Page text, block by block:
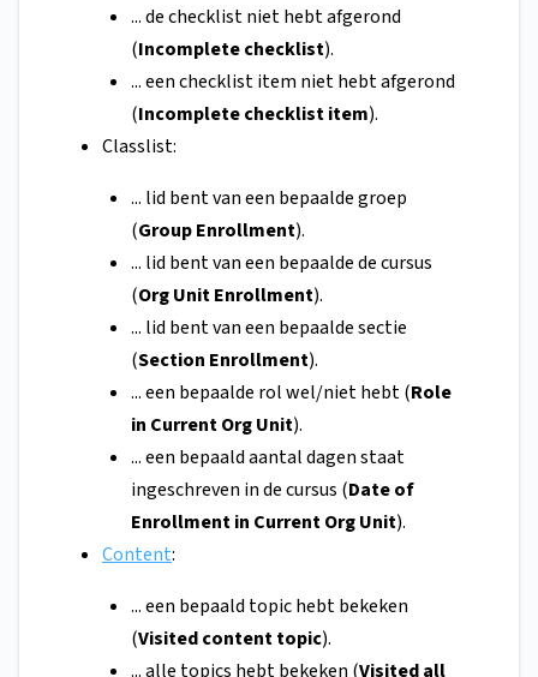
... de checklist niet hebt afgerond
(Incompletechecklist).
... een checklist item niet hebt afgerond
(Incompletechecklistitem).
Classlist:
... lid bent van een bepaalde groep
(GroupEnrollment).
... lid bent van een bepaalde de cursus
(Org Unit Enrollment).
... lid bent van een bepaalde sectie
(Section Enrollment).
... een bepaalde rol wel/niet hebt (Role
in Current Org Unit).
... een bepaald aantal dagen staat
ingeschreven in de cursus (Date of
Enrollment in Current Org Unit).
Content:
... een bepaald topic hebt bekeken
(Visited content topic).
... alle topics hebt bekeken (Visited all